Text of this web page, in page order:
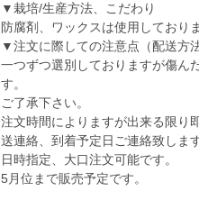
▼栽培/生産方法、こだわり
防腐剤、ワックスは使用しており
▼注文に際しての注意点（配送方
一つずつ選別しておりますが傷ん
す。
ご了承下さい。
注文時間によりますが出来る限り
送連絡、到着予定日ご連絡致します
日時指定、大口注文可能です。
5月位まで販売予定です。